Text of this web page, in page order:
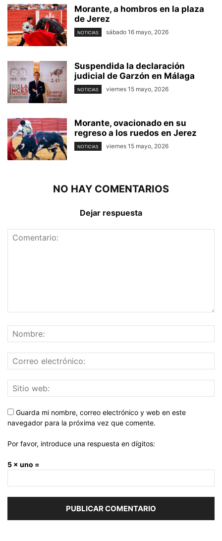
Morante, a hombros en la plaza
de Jerez
NOTICIAS sábado 16 mayo, 2026
Suspendida la declaración
judicial de Garzón en Málaga
NOTICIAS viernes 15 mayo, 2026
Morante, ovacionado en su
regreso a los ruedos en Jerez
NOTICIAS viernes 15 mayo, 2026
NO HAY COMENTARIOS
Dejar respuesta
Guarda mi nombre, correo electrónico y web en este
navegador para la próxima vez que comente.
Por favor, introduce una respuesta en dígitos:
5 × uno =